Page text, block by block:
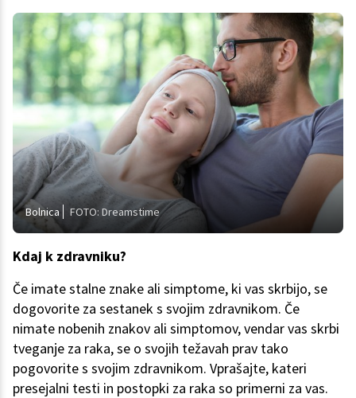
Bolnica FOTO: Dreamstime
Kdaj k zdravniku?
Če imate stalne znake ali simptome, ki vas skrbijo, se
dogovorite za sestanek s svojim zdravnikom. Če
nimate nobenih znakov ali simptomov, vendar vas skrbi
tveganje za raka, se o svojih težavah prav tako
pogovorite s svojim zdravnikom. Vprašajte, kateri
presejalni testi in postopki za raka so primerni za vas.